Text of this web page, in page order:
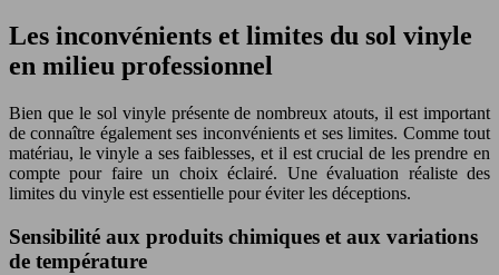
Les inconvénients et limites du sol vinyle
en milieu professionnel
Bien que le sol vinyle présente de nombreux atouts, il est important
de connaître également ses inconvénients et ses limites. Comme tout
matériau, le vinyle a ses faiblesses, et il est crucial de les prendre en
compte pour faire un choix éclairé. Une évaluation réaliste des
limites du vinyle est essentielle pour éviter les déceptions.
Sensibilité aux produits chimiques et aux variations
de température